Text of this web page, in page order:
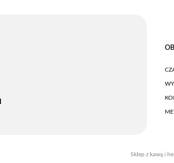
Sklep z kawą i